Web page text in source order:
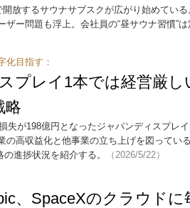
開放するサウナサブスクが広がり始めてい
ザー問題も浮上。会社員の“昼サウナ習慣”
化目指す：
スプレイ1本では経営厳
略
失が198億円となったジャパンディスプレ
の高収益化と他事業の立ち上げを図ってい
進捗状況を紹介する。
（2026/5/22）
、SpaceXのクラウドに